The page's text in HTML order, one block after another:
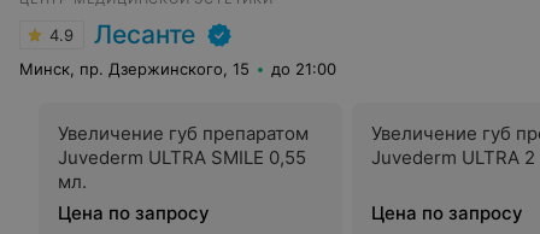
успехов в работе и ещё раз от всего сердца благодарю
его и весь персонал медицинского центра за
профессионализм, дружелюбие, заботу и поддержку!
Вы лучшие ❤️
4.9 Лесанте
Минск, пр. Дзержинского, 15 до 21:00
Увеличение губ препаратом
Juvederm ULTRA SMILE 0,55
мл.
Цена по запросу
Увеличение губ
Juvederm ULTRA
Цена по запросу